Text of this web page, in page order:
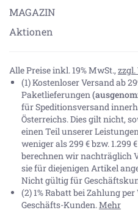
MAGAZIN
Aktionen
Alle Preise inkl. 19% MwSt., zzgl.
(1) Kostenloser Versand ab
Paketlieferungen
für Speditionsversand
Österreichs. Dies gilt nicht,
einen Teil unserer
weniger als 299 € bzw. 1.299
berechnen wir nachträglich
sie für diejenigen Artikel
Nicht gültig für
(2) 1% Rabatt bei Zahlung
Geschäfts-Kunden.Mehr